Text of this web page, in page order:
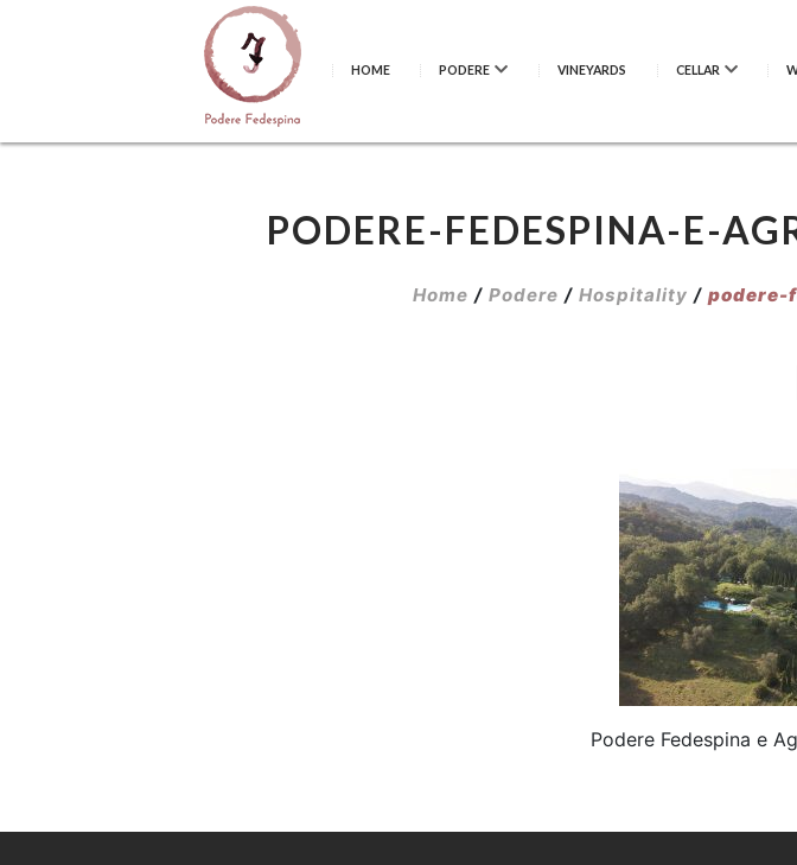
HOME PODERE VINEYARDS CELLAR
PODERE-FEDESPINA-E-
Home / Podere / Hospitality / podere-
Podere Fedespina e